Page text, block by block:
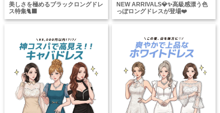
美しさを極めるブラックロングドレ
ス特集🐈‍⬛
NEW ARRIVALS💎✨高級感漂う色
っぽロングドレスが登場❤️